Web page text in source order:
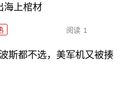
海上棺材
阅读 1
斯都不选，美军机又被揍